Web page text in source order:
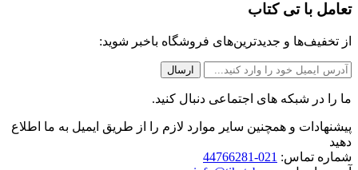
تعامل با تی کتاب
از تخفیف‌ها و جدیدترین‌های فروشگاه باخبر شوید:
ما را در شبکه های اجتماعی دنبال کنید.
پیشنهادات و همچنین سایر موارد لازم را از طریق ایمیل به ما اطلاع
دهید
شماره تماس: 021-44766281